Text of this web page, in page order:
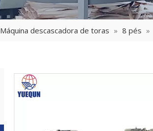
Máquina descascadora de toras » 8 pés »